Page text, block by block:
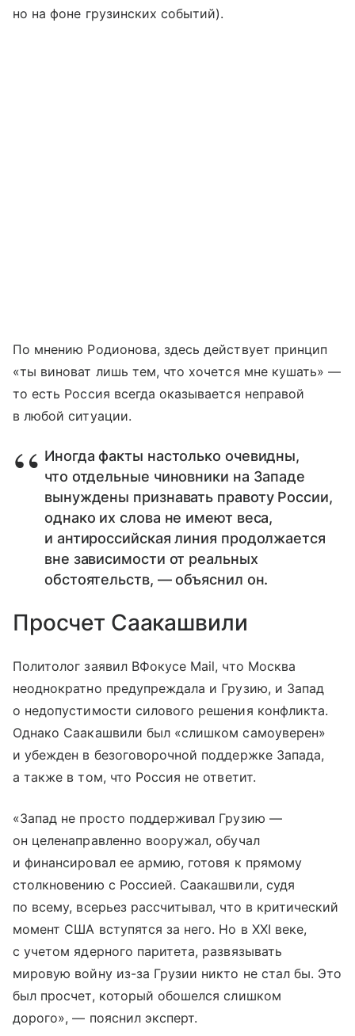
но на фоне грузинских событий).
По мнению Родионова, здесь действует принцип
«ты виноват лишь тем, что хочется мне кушать» —
то есть Россия всегда оказывается неправой
в любой ситуации.
Иногда факты настолько очевидны,
что отдельные чиновники на Западе
вынуждены признавать правоту России,
однако их слова не имеют веса,
и антироссийская линия продолжается
вне зависимости от реальных
обстоятельств, — объяснил он.
Просчет Саакашвили
Политолог заявил ВФокусе Mail, что Москва
неоднократно предупреждала и Грузию, и Запад
о недопустимости силового решения конфликта.
Однако Саакашвили был «слишком самоуверен»
и убежден в безоговорочной поддержке Запада,
а также в том, что Россия не ответит.
«Запад не просто поддерживал Грузию —
он целенаправленно вооружал, обучал
и финансировал ее армию, готовя к прямому
столкновению с Россией. Саакашвили, судя
по всему, всерьез рассчитывал, что в критический
момент США вступятся за него. Но в XXI веке,
с учетом ядерного паритета, развязывать
мировую войну из-за Грузии никто не стал бы. Это
был просчет, который обошелся слишком
дорого», — пояснил эксперт.